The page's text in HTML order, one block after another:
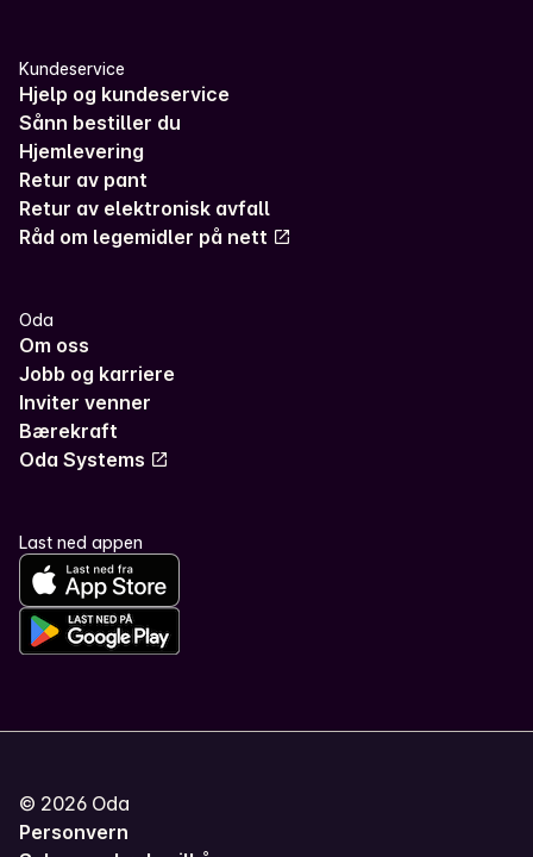
Kundeservice
Hjelp og kundeservice
Sånn bestiller du
Hjemlevering
Retur av pant
Retur av elektronisk avfall
Råd om legemidler på nett
Oda
Om oss
Jobb og karriere
Inviter venner
Bærekraft
Oda Systems
Last ned appen
© 2026 Oda
Personvern